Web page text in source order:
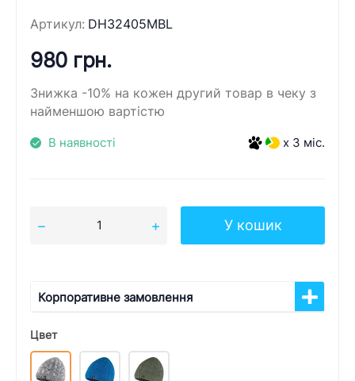
Артикул: DH32405MBL
980 грн.
Знижка -10% на кожен другий товар в чеку з
найменшою вартістю
В наявності x 3 міс.
У кошик
Корпоративне замовлення
Цвет